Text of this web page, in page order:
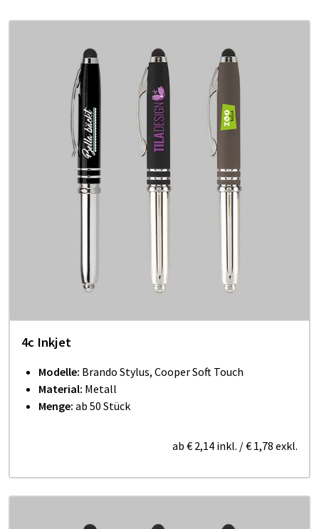
4c Inkjet
Modelle: Brando Stylus, Cooper Soft Touch
Material: Metall
Menge: ab 50 Stück
ab € 2,14 inkl. /€ 1,78 exkl.